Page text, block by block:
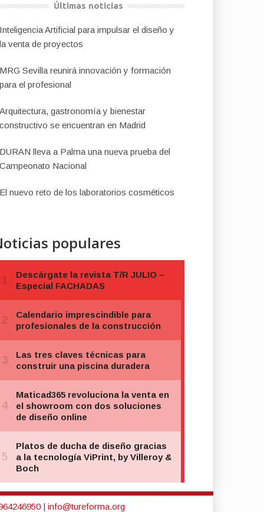
Últimas noticias
Inteligencia Artificial para impulsar el diseño y
la venta de proyectos
MRG Sevilla reunirá innovación y formación
para el profesional
Arquitectura, gastronomía y bienestar
constructivo se encuentran en Madrid
DURAN lleva a Palma una nueva prueba del
Campeonato Nacional
El nuevo reto de los laboratorios cosméticos
populares
| info@tureforma.org